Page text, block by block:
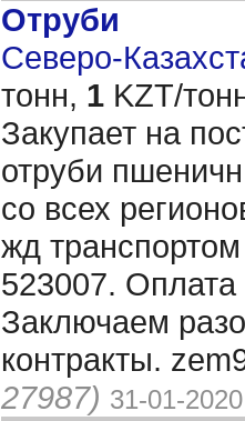
Отруби
Северо-
тонн, 1 KZT/
Закупает на
отруби
со всех
жд
523007.
Заключаем
контракты.
27987) 31-01-2020